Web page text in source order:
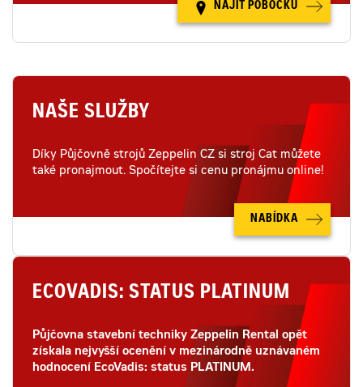
NAJÍT POBOČKU
NAŠE SLUŽBY
Díky Půjčovně strojů Zeppelin CZ si stroj Cat můžete
také pronajmout. Spočítejte si cenu pronájmu online!
NABÍDKA
ECOVADIS: STATUS PLATINUM
Půjčovna stavební techniky Zeppelin Rental opět
získala nejvyšší ocenění v mezinárodně uznávaném
hodnocení EcoVadis: status PLATINUM.